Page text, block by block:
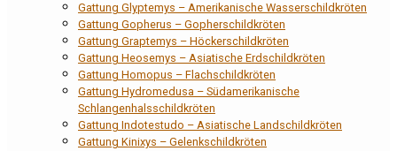
Gattung Glyptemys – Amerikanische Wasserschildkröten
Gattung Gopherus – Gopherschildkröten
Gattung Graptemys – Höckerschildkröten
Gattung Heosemys – Asiatische Erdschildkröten
Gattung Homopus – Flachschildkröten
Gattung Hydromedusa – Südamerikanische
Schlangenhalsschildkröten
Gattung Indotestudo – Asiatische Landschildkröten
Gattung Kinixys – Gelenkschildkröten